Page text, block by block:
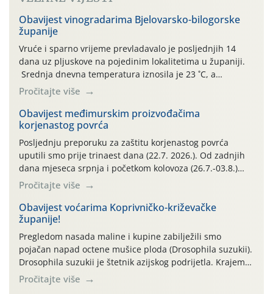
Obavijest vinogradarima Bjelovarsko-bilogorske
županije
Vruće i sparno vrijeme prevladavalo je posljednjih 14
dana uz pljuskove na pojedinim lokalitetima u županiji.
Srednja dnevna temperatura iznosila je 23 ˚C, a
maksimalne su posljednjih dana dosezale do 35 ˚C.
Simptome plamenjače vinove loze (Plasmoparas
viticola) vidljivi su na zapercima i vršnom mladom lišću.
Kako bi i dalje održali zdravu lisnu masu u zaštiti je
moguće […]
Pročitajte više
Obavijest međimurskim proizvođačima
korjenastog povrća
Posljednju preporuku za zaštitu korjenastog povrća
uputili smo prije trinaest dana (22.7. 2026.). Od zadnjih
dana mjeseca srpnja i početkom kolovoza (26.7.-03.8.)
traje izuzetno nepovoljno meteorološko razdoblje za rast
i razvoj korjenastog povrća: najviše dnevne temperature
zraka zadnjih su devet dana u rasponu 30,7°-38,0°C!
Drugi ovogodišnji “toplinski udar” naročito je izražen
zadnja četiri dana (31.7.-03.8.), […]
Pročitajte više
Obavijest voćarima Koprivničko-križevačke
županije!
Pregledom nasada maline i kupine zabilježili smo
pojačan napad octene mušice ploda (Drosophila suzukii).
Drosophila suzukii je štetnik azijskog podrijetla. Krajem
2010. godine prvi puta je registriran u Hrvatskoj, a u
rujnu 2016. godine na našem su području zabilježene
Pročitajte više